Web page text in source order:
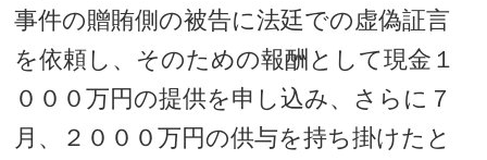
事件の贈賄側の被告に法廷での虚偽証言
を依頼し、そのための報酬として現金１
０００万円の提供を申し込み、さらに７
月、２０００万円の供与を持ち掛けたと